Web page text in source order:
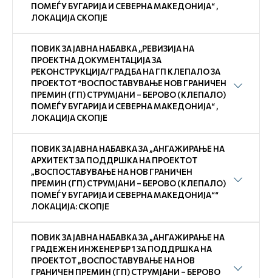
ПОМЕЃУ БУГАРИЈА И СЕВЕРНА МАКЕДОНИЈА“ ,
ЛОКАЦИЈА СКОПЈЕ
ПОВИК ЗА ЈАВНА НАБАВКА ,,РЕВИЗИЈА НА
ПРОЕКТНА ДОКУМЕНТАЦИЈА ЗА
РЕКОНСТРУКЦИЈА/ГРАДБА НА ГП КЛЕПАЛО ЗА
ПРОЕКТОТ “ВОСПОСТАВУВАЊЕ НОВ ГРАНИЧЕН
ПРЕМИН (ГП) СТРУМЈАНИ – БЕРОВО (КЛЕПАЛО)
ПОМЕЃУ БУГАРИЈА И СЕВЕРНА МАКЕДОНИЈА“ ,
ЛОКАЦИЈА СКОПЈЕ
ПОВИК ЗА ЈАВНА НАБАВКА ЗА „АНГАЖИРАЊЕ НА
АРХИТЕКТ ЗА ПОДДРШКА НА ПРОЕКТОТ
„ВОСПОСТАВУВАЊЕ НА НОВ ГРАНИЧЕН
ПРЕМИН (ГП) СТРУМЈАНИ – БЕРОВО (КЛЕПАЛО)
ПОМЕЃУ БУГАРИЈА И СЕВЕРНА МАКЕДОНИЈА““
ЛОКАЦИЈА: СКОПЈЕ
ПОВИК ЗА ЈАВНА НАБАВКА ЗА „АНГАЖИРАЊЕ НА
ГРАДЕЖЕН ИНЖЕНЕР БР 1 ЗА ПОДДРШКА НА
ПРОЕКТОТ „ВОСПОСТАВУВАЊЕ НА НОВ
ГРАНИЧЕН ПРЕМИН (ГП) СТРУМЈАНИ – БЕРОВО